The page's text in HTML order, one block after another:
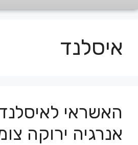
איסלנד
האשראי
אנרגיה ירוקה